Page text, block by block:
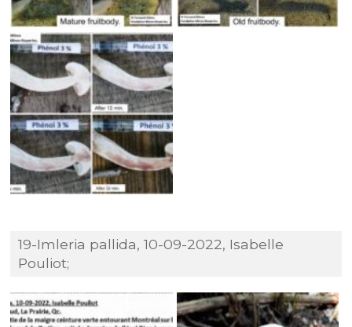
19-Imleria pallida, 10-09-2022, Isabelle
Pouliot;